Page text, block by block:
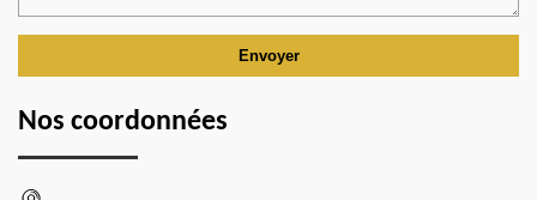
Nos coordonnées